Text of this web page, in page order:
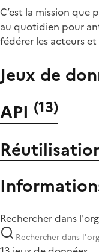
C’est la mission que
au quotidien pour
fédérer les acteurs
Jeux de
API (13)
Rechercher dans